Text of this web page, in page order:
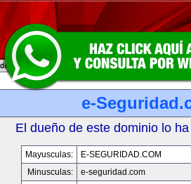
e-
El dueño de este dominio lo
Mayusculas:
E-SEGURIDAD.COM
Minusculas:
e-seguridad.com